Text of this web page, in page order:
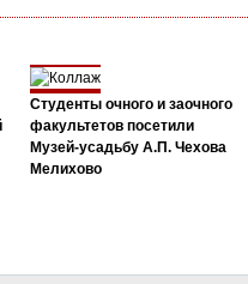
Студенты очного и заочного
факультетов посетили
Музей-усадьбу А.П. Чехова
Мелихово